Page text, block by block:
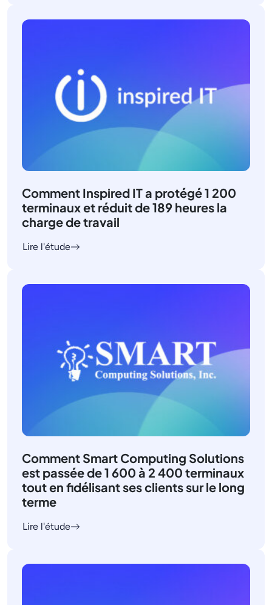
Comment Inspired IT a protégé 1 200
terminaux et réduit de 189 heures la
charge de travail
Lire l'étude
Comment Smart Computing Solutions
est passée de 1 600 à 2 400 terminaux
tout en fidélisant ses clients sur le long
terme
Lire l'étude